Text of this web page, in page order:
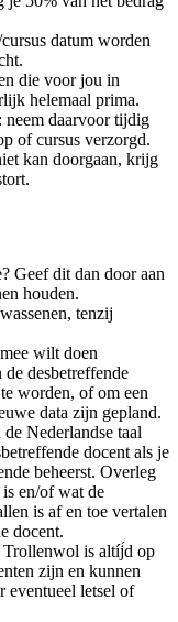
datum worden
die voor jou in
helemaal prima.
neem daarvoor tijdig
of cursus verzorgd.
kan doorgaan, krijg
Geef dit dan door aan
houden.
tenzij
wilt doen
desbetreffende
worden, of om een
data zijn gepland.
Nederlandse taal
docent als je
beheerst. Overleg
en/of wat de
is af en toe vertalen
docent.
Trollenwol is altíj́d op
zijn en kunnen
eventueel letsel of